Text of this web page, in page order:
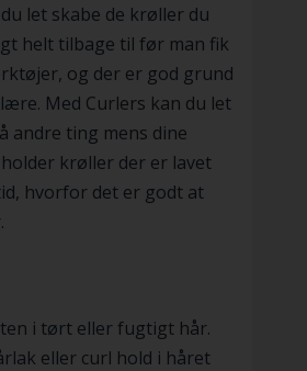
let skabe de krøller du
helt tilbage til før man fik
og der er god grund
Med Curlers kan du let
andre ting mens dine
krøller der er lavet
hvorfor det er godt at
i tørt eller fugtigt hår.
eller curl hold i håret